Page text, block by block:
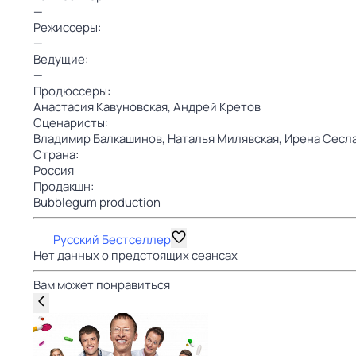
—
Режиссеры:
—
Ведущие:
—
Продюссеры:
Анастасия Кавуновская,Андрей Кретов
Сценаристы:
Владимир Балкашинов, Наталья Милявская, Ирена
Страна:
Россия
Продакшн:
Bubblegum production
Русский Бестселлер
Нет данных о предстоящих сеансах
Вам может понравиться